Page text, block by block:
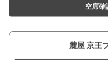
空席確
麓屋 京王